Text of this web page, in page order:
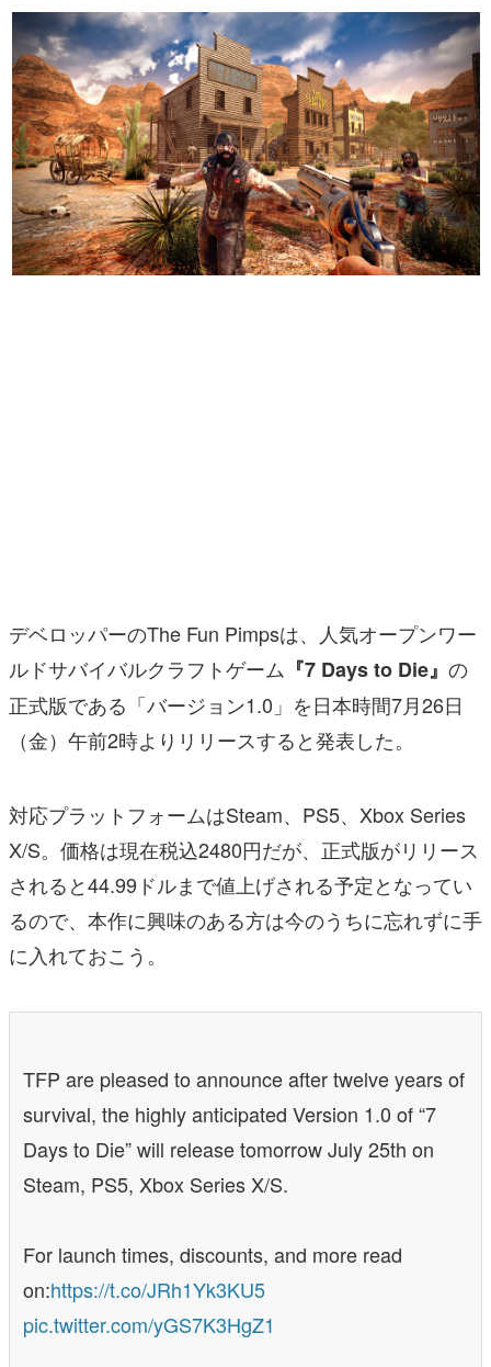
画です。
日本モバイルゲーム産業史
日本のモバイルゲーム史における主要なトピック・タイト
ルを網羅するほか、開発者へのインタビューや識者による
解説を掲載。約20年の歴史が一望できる決定版！
若ゲのいたり〜ゲームクリエイターの青春〜
『うつヌケ』『ペンと箸』等で知られるマンガ家・田中圭
一先生によるゲーム業界レポートマンガです。
なんでゲームは面白い？
ゲーム開発者・hamatsu氏がゲームの魅力を画面や操作の
具体的な形から解き明かしていく、硬派で骨太な評論連載
その他
電ファミニコゲーマーとは？
運営：株式会社マレ
デベロッパーのThe Fun Pimpsは、人気オープンワー
ルドサバイバルクラフトゲーム 『7 Days to Die』 の
正式版である「バージョン1.0」を日本時間7月26日
（金）午前2時よりリリースすると発表した。
対応プラットフォームはSteam、PS5、Xbox Series
X/S。価格は現在税込2480円だが、正式版がリリース
されると44.99ドルまで値上げされる予定となってい
るので、本作に興味のある方は今のうちに忘れずに手
に入れておこう。
TFP are pleased to announce after twelve years of
survival, the highly anticipated Version 1.0 of “7
Days to Die” will release tomorrow July 25th on
Steam, PS5, Xbox Series X/S.
For launch times, discounts, and more read
on:https://t.co/JRh1Yk3KU5
pic.twitter.com/yGS7K3HgZ1